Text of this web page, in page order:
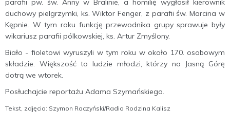
parafii pw. św. Anny w Bralinie, a homilię wygłosił kierownik
duchowy pielgrzymki, ks. Wiktor Fenger, z parafii św. Marcina w
Kępnie. W tym roku funkcję przewodnika grupy sprawuje były
wikariusz parafii pólkowskiej, ks. Artur Zmyślony.
Biało - fioletowi wyruszyli w tym roku w około 170. osobowym
składzie. Większość to ludzie młodzi, którzy na Jasną Górę
dotrą we wtorek.
Posłuchajcie reportażu Adama Szymańskiego.
Tekst, zdjęcia: Szymon Raczyński/Radio Rodzina Kalisz